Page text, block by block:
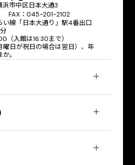
浜市中区日本大通3
FAX：045-201-2102
い線「日本大通り」駅4番出口
（入館は16:30まで）
曜日が祝日の場合は翌日）、年
。